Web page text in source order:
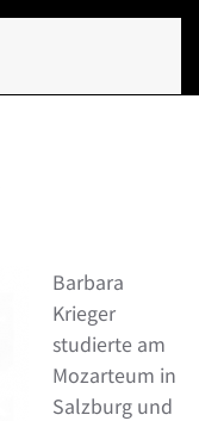
Barbara
Krieger
studierte am
Mozarteum in
Salzburg und